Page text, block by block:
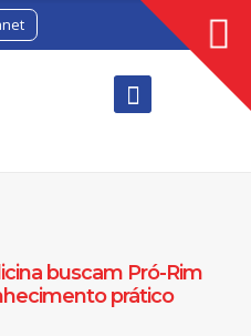
buscam Pró-Rim
prático